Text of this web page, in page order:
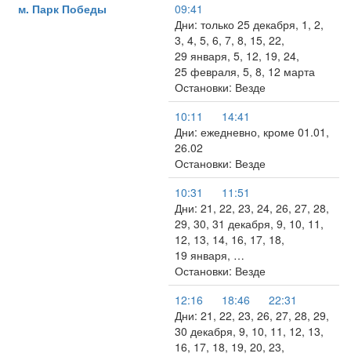
м. Парк Победы
09:41
Дни: только 25 декабря, 1, 2,
3, 4, 5, 6, 7, 8, 15, 22,
29 января, 5, 12, 19, 24,
25 февраля, 5, 8, 12 марта
Остановки: Везде
10:11
14:41
Дни: ежедневно, кроме 01.01,
26.02
Остановки: Везде
10:31
11:51
Дни: 21, 22, 23, 24, 26, 27, 28,
29, 30, 31 декабря, 9, 10, 11,
12, 13, 14, 16, 17, 18,
19 января, …
Остановки: Везде
12:16
18:46
22:31
Дни: 21, 22, 23, 26, 27, 28, 29,
30 декабря, 9, 10, 11, 12, 13,
16, 17, 18, 19, 20, 23,